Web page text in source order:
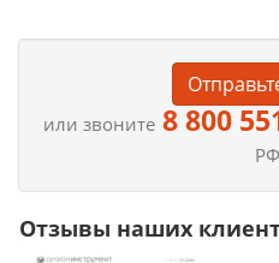
или звоните 8 800
Отзывы наших